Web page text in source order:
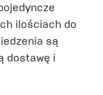
ilościach do
są
dostawę i